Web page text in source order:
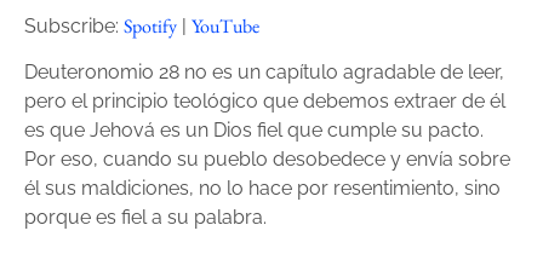
Spotify
SHARE
LINK
EMBED
Subscribe: Spotify | YouTube
Deuteronomio 28 no es un capítulo agradable de leer,
pero el principio teológico que debemos extraer de él
es que Jehová es un Dios fiel que cumple su pacto.
Por eso, cuando su pueblo desobedece y envía sobre
él sus maldiciones, no lo hace por resentimiento, sino
porque es fiel a su palabra.